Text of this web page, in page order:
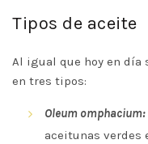
Tipos de aceite
Al igual que hoy en día
en tres tipos:
Oleum omphacium:
aceitunas verdes